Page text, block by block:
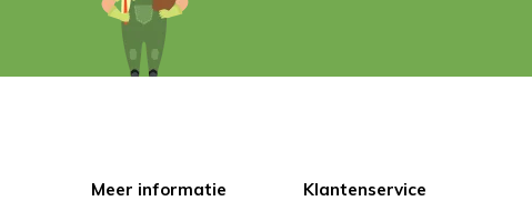
Meer informatie Klantenservice